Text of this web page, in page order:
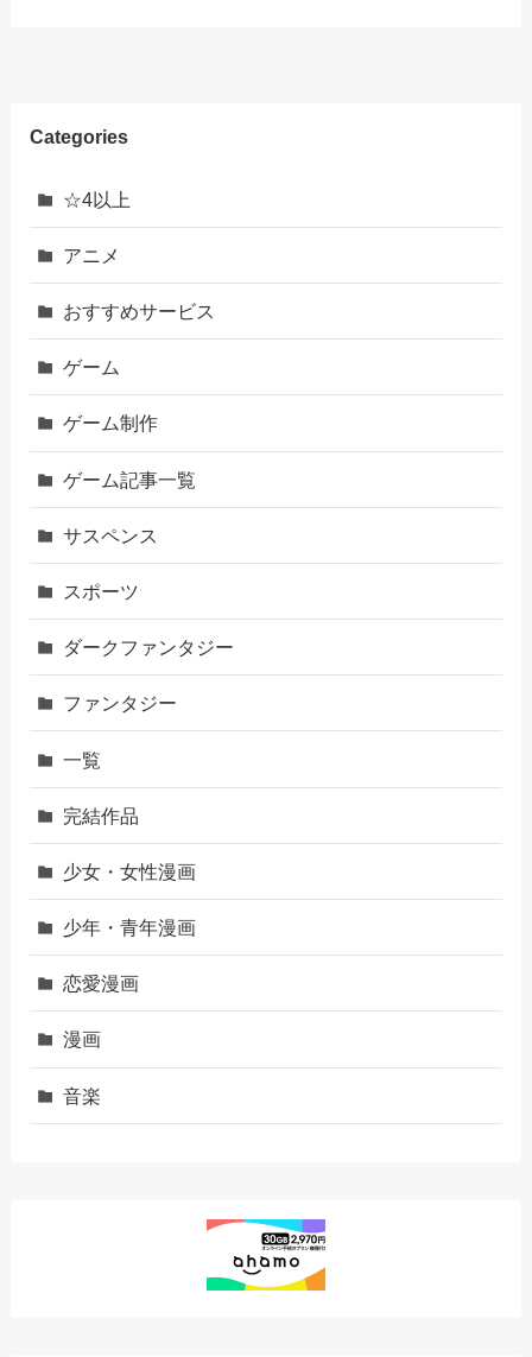
Categories
☆4以上
アニメ
おすすめサービス
ゲーム
ゲーム制作
ゲーム記事一覧
サスペンス
スポーツ
ダークファンタジー
ファンタジー
一覧
完結作品
少女・女性漫画
少年・青年漫画
恋愛漫画
漫画
音楽